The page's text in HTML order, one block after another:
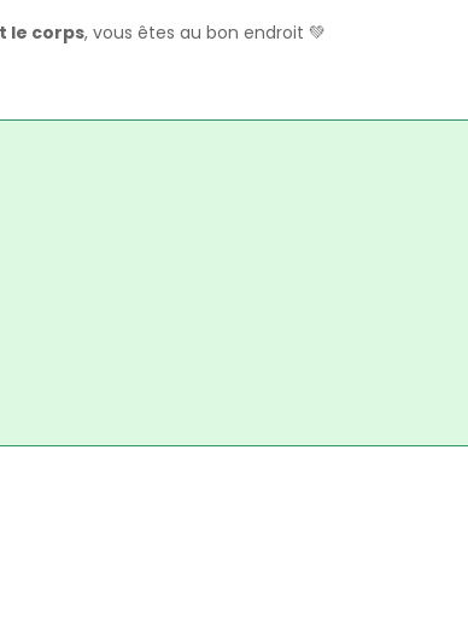
le corps, vous êtes au bon endroit 💚